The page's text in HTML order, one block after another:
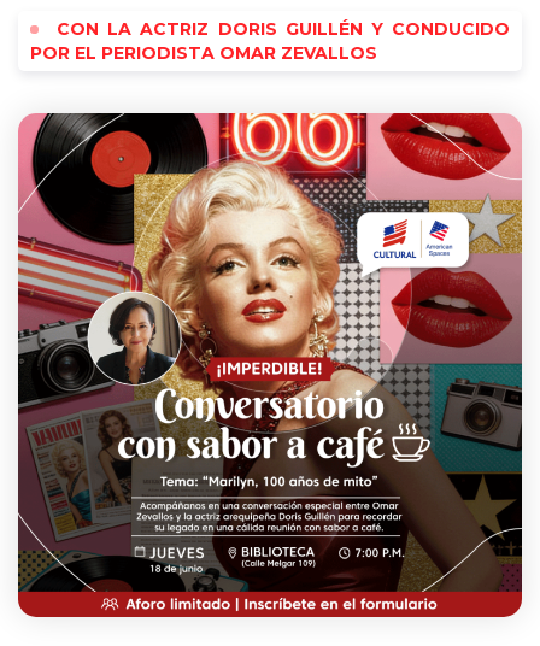
CON LA ACTRIZ DORIS GUILLÉN Y CONDUCIDO
POR EL PERIODISTA OMAR ZEVALLOS